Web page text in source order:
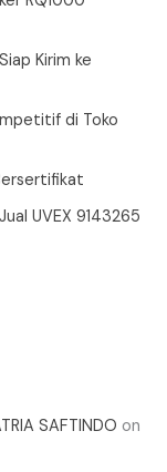
Kirim ke
di Toko
UVEX 9143265
SAFTINDO on